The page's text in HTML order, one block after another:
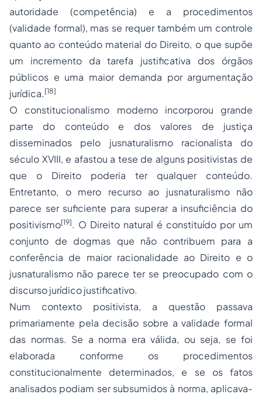
autoridade (competência) e a procedimentos
(validade formal), mas se requer também um controle
quanto ao conteúdo material do Direito, o que supõe
um incremento da tarefa justificativa dos órgãos
públicos e uma maior demanda por argumentação
jurídica. [18]
O constitucionalismo moderno incorporou grande
parte do conteúdo e dos valores de justiça
disseminados pelo jusnaturalismo racionalista do
século XVIII, e afastou a tese de alguns positivistas de
que o Direito poderia ter qualquer conteúdo.
Entretanto, o mero recurso ao jusnaturalismo não
parece ser suficiente para superar a insuficiência do
positivismo[19]. O Direito natural é constituído por um
conjunto de dogmas que não contribuem para a
conferência de maior racionalidade ao Direito e o
jusnaturalismo não parece ter se preocupado com o
discurso jurídico justificativo.
Num contexto positivista, a questão passava
primariamente pela decisão sobre a validade formal
das normas. Se a norma era válida, ou seja, se foi
elaborada conforme os procedimentos
constitucionalmente determinados, e se os fatos
analisados podiam ser subsumidos à norma, aplicava-